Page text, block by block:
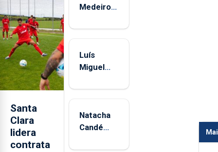
Santa
Clara
lidera
contrata
Medeiros
30.º lugar
Portugal
Luís
Miguel
embalado
título
Natacha
Candé